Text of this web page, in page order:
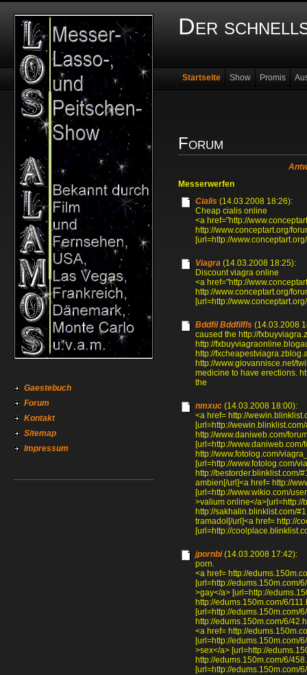
Der
Gaestebuch
Forum
Kontakt
Sitemap
Impressum
Startseite Show Promis
Forum
Messerwerfen
Cialis (14.03.2008 18:26):
Cheap cialis online
<a href="http://
http://www.conceptart.org/
[url=http://
Viagra (14.03.2008 18:25):
Discount viagra online
<a href="http://
http://www.conceptart.org/
[url=http://
Bddfil Bddfilfls (14.03.2008
caused the http://
http://
http://
http://www.giovannisce.net/
medicine to have erections.
the
nmxuc (14.03.2008 18:00):
<a href= http://
[url=http://
http://www.daniweb.com/
[url=http://
http://www.fotolog.com/
[url=http://www.fotolog.com/
http://bestorder.blinklist.com/
ambien[/url]<a href= http://
[url=http://www.wikio.com/
>valium online</a>[url=http://
http://sakhalin.blinklist.com/
tramadol[/url]<a href= http://
[url=http://
jpornbi(14.03.2008 17:42):
porn.
<a href= http://
[url=http://edums.150m.com/
>gay</a> [url=http://
http://edums.150m.com/6/
[url=http://edums.150m.com/
http://edums.150m.com/6/
<a href= http://
[url=http://edums.150m.com/
>sex</a> [url=http://
http://edums.150m.com/6/
[url=http://edums.150m.com/